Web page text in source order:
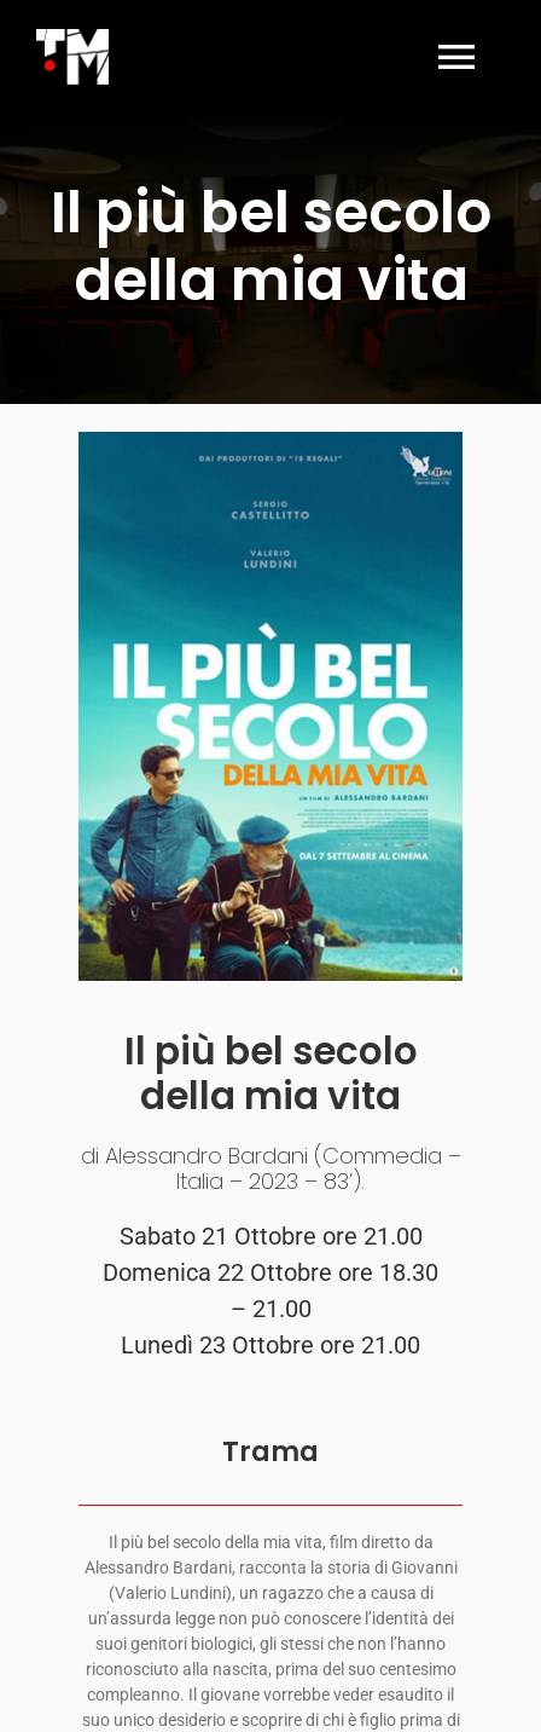
contenuto
HOME
LA SALA OGGI
AFFITTO SALA
BIGLIETTERIA
Il più bel secolo
della mia vita
Il più bel secolo
della mia vita
di Alessandro Bardani (Commedia –
Italia – 2023 – 83’).
Sabato 21 Ottobre ore 21.00
Domenica 22 Ottobre ore 18.30
– 21.00
Lunedì 23 Ottobre ore 21.00
Trama
Il più bel secolo della mia vita, film diretto da
Alessandro Bardani, racconta la storia di Giovanni
(Valerio Lundini), un ragazzo che a causa di
un’assurda legge non può conoscere l’identità dei
suoi genitori biologici, gli stessi che non l’hanno
riconosciuto alla nascita, prima del suo centesimo
compleanno. Il giovane vorrebbe veder esaudito il
suo unico desiderio e scoprire di chi è figlio prima di